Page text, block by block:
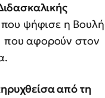
ψήφισε η Βουλή
που αφορούν στον
από τη